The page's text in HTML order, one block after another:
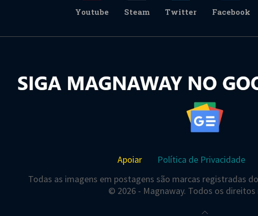
Youtube Steam Twitter Facebook
Apoiar Política de Privacidade
Todas as imagens em postagens são marcas registradas
© 2026 - Magnaway. Todos os direitos